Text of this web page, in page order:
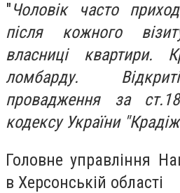
"Чоловік часто
після кожного
власниці квартири.
ломбарду.
провадження за
кодексу України
Головне управління
в Херсонській області